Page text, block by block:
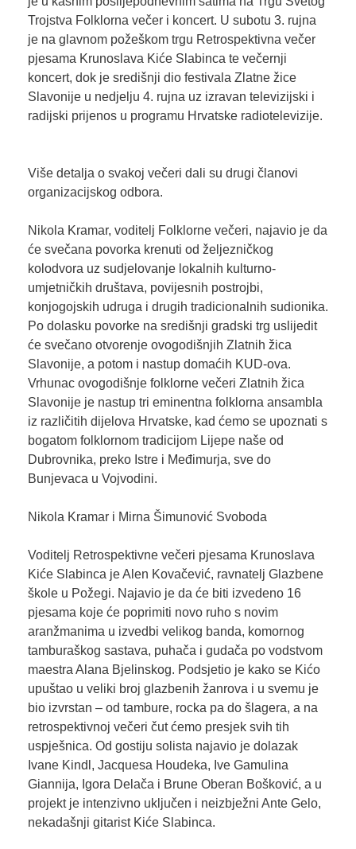
Trojstva Folklorna večer i koncert. U subotu 3. rujna
je na glavnom požeškom trgu Retrospektivna večer
pjesama Krunoslava Kiće Slabinca te večernji
koncert, dok je središnji dio festivala Zlatne žice
Slavonije u nedjelju 4. rujna uz izravan televizijski i
radijski prijenos u programu Hrvatske radiotelevizije.
Više detalja o svakoj večeri dali su drugi članovi
organizacijskog odbora.
Nikola Kramar, voditelj Folklorne večeri, najavio je da
će svečana povorka krenuti od željezničkog
kolodvora uz sudjelovanje lokalnih kulturno-
umjetničkih društava, povijesnih postrojbi,
konjogojskih udruga i drugih tradicionalnih sudionika.
Po dolasku povorke na središnji gradski trg uslijedit
će svečano otvorenje ovogodišnjih Zlatnih žica
Slavonije, a potom i nastup domaćih KUD-ova.
Vrhunac ovogodišnje folklorne večeri Zlatnih žica
Slavonije je nastup tri eminentna folklorna ansambla
iz različitih dijelova Hrvatske, kad ćemo se upoznati s
bogatom folklornom tradicijom Lijepe naše od
Dubrovnika, preko Istre i Međimurja, sve do
Bunjevaca u Vojvodini.
Nikola Kramar i Mirna Šimunović Svoboda
Voditelj Retrospektivne večeri pjesama Krunoslava
Kiće Slabinca je Alen Kovačević, ravnatelj Glazbene
škole u Požegi. Najavio je da će biti izvedeno 16
pjesama koje će poprimiti novo ruho s novim
aranžmanima u izvedbi velikog banda, komornog
tamburaškog sastava, puhača i gudača po vodstvom
maestra Alana Bjelinskog. Podsjetio je kako se Kićo
upuštao u veliki broj glazbenih žanrova i u svemu je
bio izvrstan – od tambure, rocka pa do šlagera, a na
retrospektivnoj večeri čut ćemo presjek svih tih
uspješnica. Od gostiju solista najavio je dolazak
Ivane Kindl, Jacquesa Houdeka, Ive Gamulina
Giannija, Igora Delača i Brune Oberan Bošković, a u
projekt je intenzivno uključen i neizbježni Ante Gelo,
nekadašnji gitarist Kiće Slabinca.